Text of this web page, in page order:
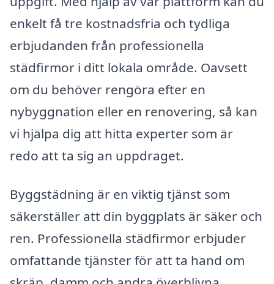
enkelt få tre kostnadsfria och tydliga
erbjudanden från professionella
städfirmor i ditt lokala område. Oavsett
om du behöver rengöra efter en
nybyggnation eller en renovering, så kan
vi hjälpa dig att hitta experter som är
redo att ta sig an uppdraget.
Byggstädning är en viktig tjänst som
säkerställer att din byggplats är säker och
ren. Professionella städfirmor erbjuder
omfattande tjänster för att ta hand om